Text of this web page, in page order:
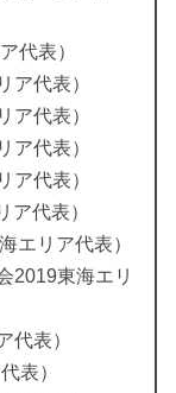
代表）
ア代表）
ア代表）
ア代表）
ア代表）
ア代表）
エリア代表）
2019東海エリ
代表）
表）